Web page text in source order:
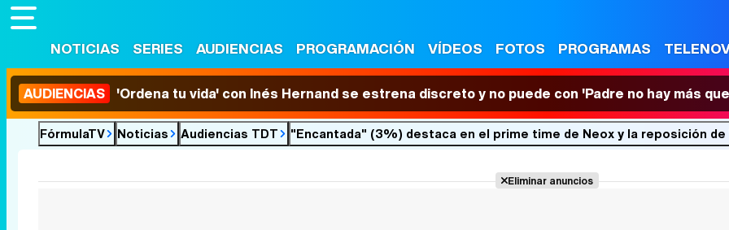
NOTICIAS SERIES AUDIENCIAS PROGRAMACIÓN VÍDEOS FOTOS PROGRAMAS
AUDIENCIAS 'Ordena tu vida' con Inés Hernand se estrena discreto y no puede con 'Padre no hay más
FórmulaTV Noticias Audiencias TDT "Encantada" (3%) destaca en el prime time de Neox y la reposición
Eliminar anuncios